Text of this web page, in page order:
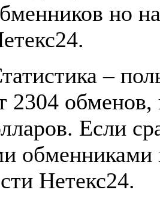
но
–
2304 обменов,
Если
Нетекс24.